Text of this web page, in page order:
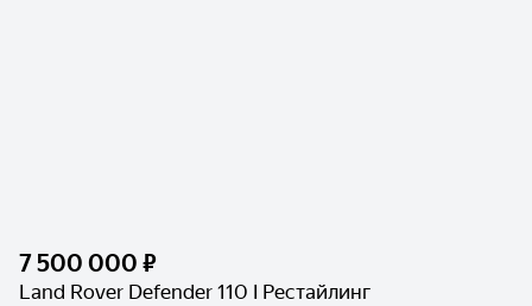
7 500 000 ₽
Land Rover Defender 110 I Рестайлинг